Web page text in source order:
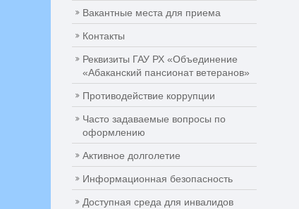
Вакантные места для приема
Контакты
Реквизиты ГАУ РХ «Объединение
«Абаканский пансионат ветеранов»
Противодействие коррупции
Часто задаваемые вопросы по
оформлению
Активное долголетие
Информационная безопасность
Доступная среда для инвалидов